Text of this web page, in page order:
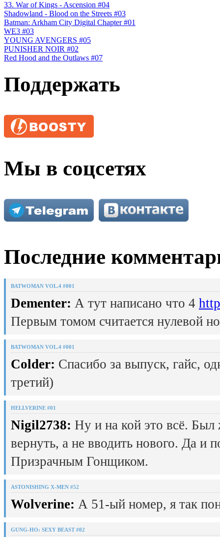
33. War of Kings - Ascension #04
Shadowland - Blood on the Streets #03
Batman: Arkham City Digital Chapter #01
WE3 #03
YOUNG AVENGERS #05
PUNISHER NOIR #02
Red Hood and the Outlaws #07
Поддержать
Мы в соцсетях
Последние
BATWOMAN VOL.4 #001
Dementer: А тут написано что 4
Первым томом считается нулевой
BATWOMAN VOL.4 #001
Colder: Спасибо за выпуск, гайс,
третий)
HELLVERINE #01
Nigil2738: Ну и на кой это всё.
вернуть, а не вводить нового. Да и
Призрачным Гонщиком.
ASTONISHING X-MEN #52
Wolverine: А 51-ый номер, я так
GUNG-HO: SEXY BEAST #02